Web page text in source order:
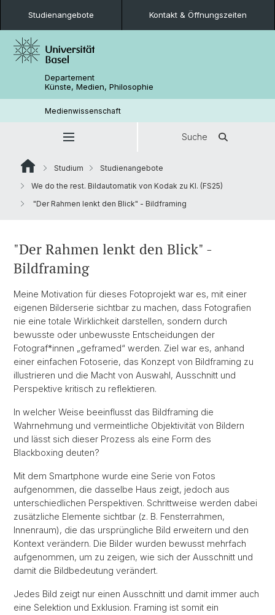
Studienangebote Kontakt & Öffnungszeiten
Departement
Künste, Medien, Philosophie
Medienwissenschaft
Suche
Studium
Studienangebote
We do the rest. Bildautomatik von Kodak zu KI. (FS25)
"Der Rahmen lenkt den Blick" - Bildframing
"Der Rahmen lenkt den Blick" -
Bildframing
Meine Motivation für dieses Fotoprojekt war es, mit einer
eigenen Bilderserie sichtbar zu machen, dass Fotografien
nie eine totale Wirklichkeit darstellen, sondern durch
bewusste oder unbewusste Entscheidungen der
Fotograf*innen „geframed“ werden. Ziel war es, anhand
einer einfachen Fotoserie, das Konzept von Bildframing zu
illustrieren und die Macht von Auswahl, Ausschnitt und
Perspektive kritisch zu reflektieren.
In welcher Weise beeinflusst das Bildframing die
Wahrnehmung und vermeintliche Objektivität von Bildern
und lässt sich dieser Prozess als eine Form des
Blackboxing deuten?
Mit dem Smartphone wurde eine Serie von Fotos
aufgenommen, die dasselbe Haus zeigt, jedoch aus
unterschiedlichen Perspektiven. Schrittweise werden dabei
zusätzliche Elemente sichtbar (z. B. Fensterrahmen,
Innenraum), die das ursprüngliche Bild erweitern und den
Kontext verändern. Die Bilder wurden bewusst mehrfach
aufgenommen, um zu zeigen, wie sich der Ausschnitt und
damit die Bildbedeutung verändert.
Jedes Bild zeigt nur einen Ausschnitt und damit immer auch
eine Selektion und Exklusion. Framing ist somit ein